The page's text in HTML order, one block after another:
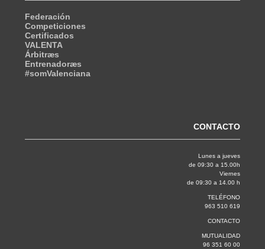
Federación
Competiciones
Certificados
VALENTA
Árbitræs
Entrenadoræs
#somValenciana
CONTACTO
Lunes a jueves
de 09:30 a 15.00h
Viernes
de 09:30 a 14.00 h
TELÉFONO
963 510 619
CONTACTO
MUTUALIDAD
96 351 60 00